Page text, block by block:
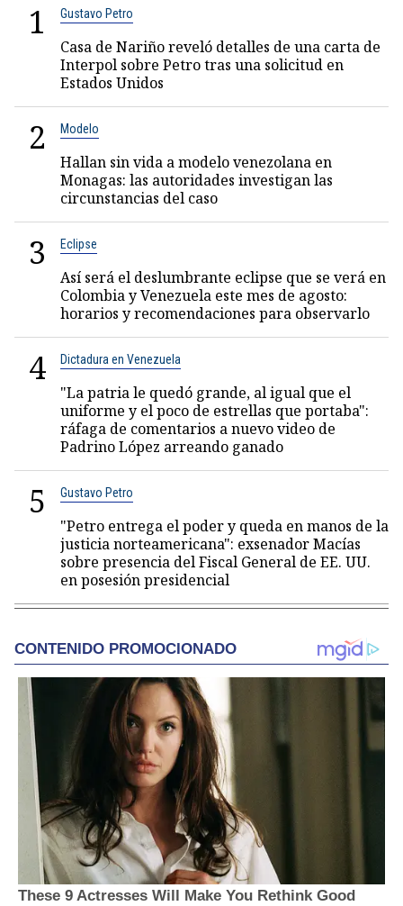
1 Gustavo Petro
Casa de Nariño reveló detalles de una carta de
Interpol sobre Petro tras una solicitud en
Estados Unidos
2 Modelo
Hallan sin vida a modelo venezolana en
Monagas: las autoridades investigan las
circunstancias del caso
3 Eclipse
Así será el deslumbrante eclipse que se verá en
Colombia y Venezuela este mes de agosto:
horarios y recomendaciones para observarlo
4 Dictadura en Venezuela
"La patria le quedó grande, al igual que el
uniforme y el poco de estrellas que portaba":
ráfaga de comentarios a nuevo video de
Padrino López arreando ganado
5 Gustavo Petro
"Petro entrega el poder y queda en manos de la
justicia norteamericana": exsenador Macías
sobre presencia del Fiscal General de EE. UU.
en posesión presidencial